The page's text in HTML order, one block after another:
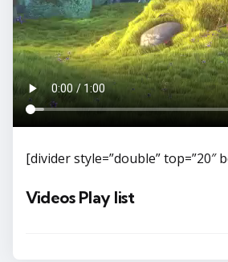
[divider style=”double” top=”20″
Videos Play list